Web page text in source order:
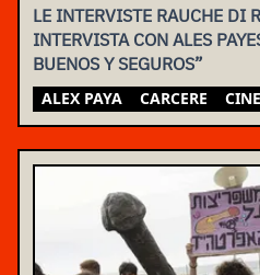
LE INTERVISTE RAUCHE DI
INTERVISTA CON ALES
BUENOS Y SEGUROS”
ALEX PAYA CARCERE